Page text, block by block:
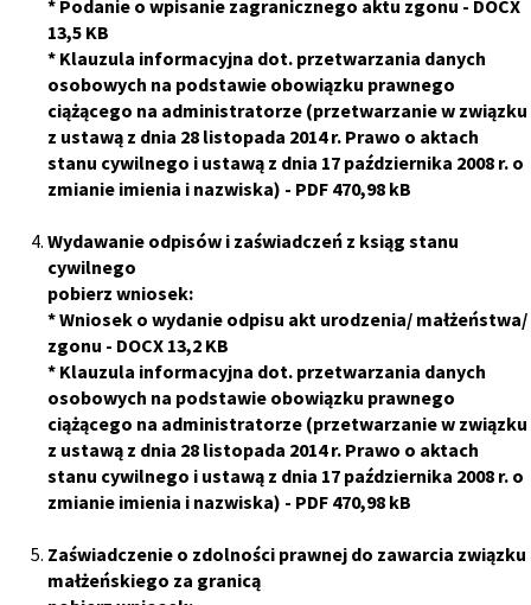
* Podanie o wpisanie zagranicznego aktu zgonu - DOCX
13,5 KB
* Klauzula informacyjna dot. przetwarzania danych
osobowych na podstawie obowiązku prawnego
ciążącego na administratorze (przetwarzanie w związku
z ustawą z dnia 28 listopada 2014 r. Prawo o aktach
stanu cywilnego i ustawą z dnia 17 października 2008 r. o
zmianie imienia i nazwiska) - PDF 470,98 kB
Wydawanie odpisów i zaświadczeń z ksiąg stanu
cywilnego
pobierz wniosek:
*Wniosek o wydanie odpisu akt urodzenia/ małżeństwa/
zgonu - DOCX 13,2 KB
* Klauzula informacyjna dot. przetwarzania danych
osobowych na podstawie obowiązku prawnego
ciążącego na administratorze (przetwarzanie w związku
z ustawą z dnia 28 listopada 2014 r. Prawo o aktach
stanu cywilnego i ustawą z dnia 17 października 2008 r. o
zmianie imienia i nazwiska) - PDF 470,98 kB
Zaświadczenie o zdolności prawnej do zawarcia związku
małżeńskiego za granicą